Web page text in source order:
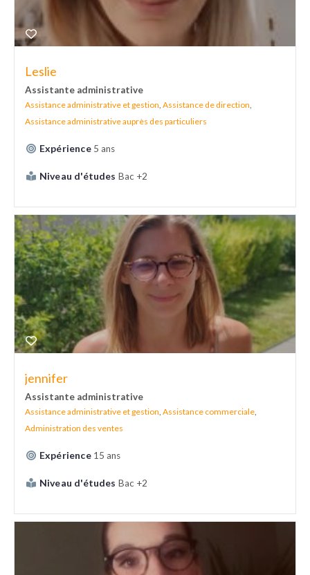
Leslie
Assistante administrative
Assistance administrative et gestion Assistance de direction
Assistance administrative auprès des particuliers
Expérience 5 ans
Niveau d'études Bac +2
jennifer
Assistante administrative
Assistance administrative et gestion, Assistance commerciale,
Administration des ventes
Expérience 15 ans
Niveau d'études Bac +2